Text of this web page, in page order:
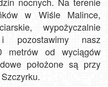
w Wiśle Malince,
wypożyczalnie
pozostawimy nasz
metrów od wyciągów
położone są przy